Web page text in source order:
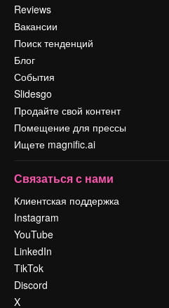
Reviews
Вакансии
Поиск тенденций
Блог
События
Slidesgo
Продайте свой контент
Помещение для прессы
Ищете magnific.ai
Связаться с нами
Клиентская поддержка
Instagram
YouTube
LinkedIn
TikTok
Discord
X